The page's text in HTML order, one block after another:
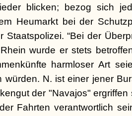
blicken; bezog sich
Heumarkt bei der
Staatspolizei. “Bei der
wurde er stets
harmloser Art
würden. N. ist einer jener
der "Navajos"
Fahrten verantwortlich